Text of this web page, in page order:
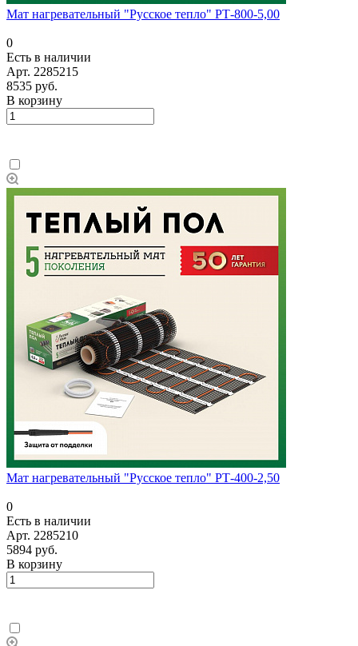
Мат нагревательный "Русское тепло" РТ-800-5,00
0
Есть в наличии
Арт. 2285215
8535 руб.
В корзину
Мат нагревательный "Русское тепло" РТ-400-2,50
0
Есть в наличии
Арт. 2285210
5894 руб.
В корзину